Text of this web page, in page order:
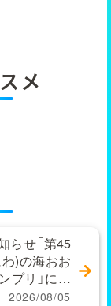
メ
らせ「第45
)の海おお
プリ」に関
2026/08/05